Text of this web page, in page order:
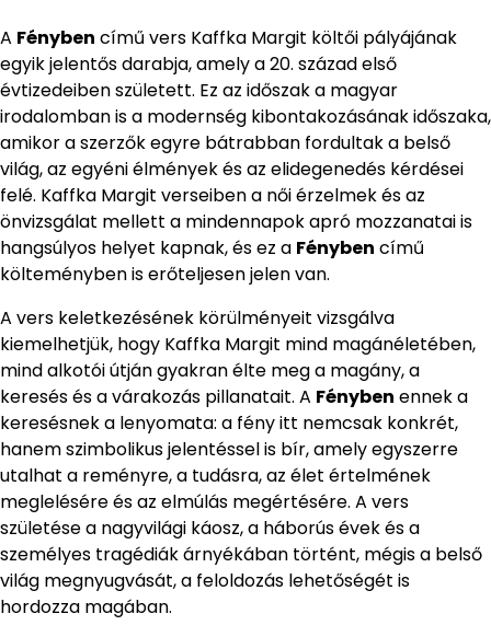
A Fényben című vers Kaffka Margit költői pályájának
egyik jelentős darabja, amely a 20. század első
évtizedeiben született. Ez az időszak a magyar
irodalomban is a modernség kibontakozásának időszaka,
amikor a szerzők egyre bátrabban fordultak a belső
világ, az egyéni élmények és az elidegenedés kérdései
felé. Kaffka Margit verseiben a női érzelmek és az
önvizsgálat mellett a mindennapok apró mozzanatai is
hangsúlyos helyet kapnak, és ez a Fényben című
költeményben is erőteljesen jelen van.
A vers keletkezésének körülményeit vizsgálva
kiemelhetjük, hogy Kaffka Margit mind magánéletében,
mind alkotói útján gyakran élte meg a magány, a
keresés és a várakozás pillanatait. A Fényben ennek a
keresésnek a lenyomata: a fény itt nemcsak konkrét,
hanem szimbolikus jelentéssel is bír, amely egyszerre
utalhat a reményre, a tudásra, az élet értelmének
meglelésére és az elmúlás megértésére. A vers
születése a nagyvilági káosz, a háborús évek és a
személyes tragédiák árnyékában történt, mégis a belső
világ megnyugvását, a feloldozás lehetőségét is
hordozza magában.